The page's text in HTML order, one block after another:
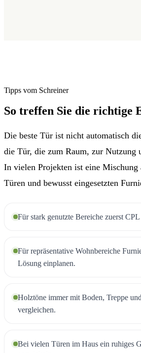
Tipps vom Schreiner
So treffen Sie die richtige
Die beste Tür ist nicht automatisch
die Tür, die zum Raum, zur Nutzung
In vielen Projekten ist eine Mischung
Türen und bewusst eingesetzten
Für stark genutzte Bereiche zuerst
Für repräsentative Wohnbereiche
Lösung einplanen.
Holztöne immer mit Boden, Treppe
vergleichen.
Bei vielen Türen im Haus ein ruhiges